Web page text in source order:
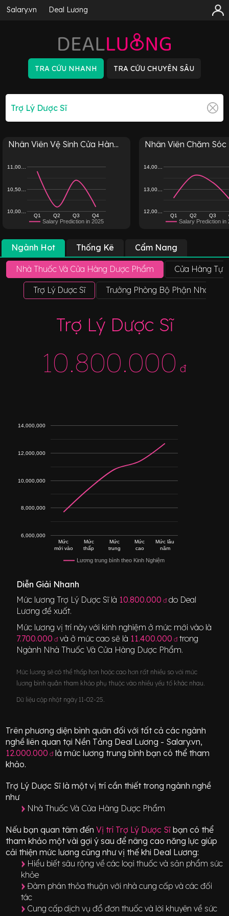
Salary.vn Deal Lương
Nhân Viên Vệ Sinh Cửa Hàn...
Salary Prediction in 2025
Q1 Q2 Q3 Q4
10,00…
10,50…
11,00…
Nhân Viên Chăm Sóc
Salary Prediction in
Q1 Q2 Q3
12,00…
13,00…
14,00…
Ngành Hot Thống Kê Cẩm Nang
Nhà Thuốc Và Cửa Hàng Dược Phẩm Cửa Hàng Tự
Trợ Lý Dược Sĩ Trưởng Phòng Bộ Phận Nhà
Trợ Lý Dược Sĩ
10.800.000 đ
Lương trung bình theo Kinh Nghiệm
Mức
mới vào
Mức
thấp
Mức
trung
Mức
cao
Mức lâu
năm
6,000,000
8,000,000
10,000,000
12,000,000
14,000,000
Diễn Giải Nhanh
Mức lươngTrợ Lý Dược Sĩ là 10.800.000 đdo Deal
Lương đề xuất.
Mức lương vị trí này với kinh nghiệm ở mức mới vào là
7.700.000 đ và ở mức cao sẽ là 11.400.000 đ trong
Ngành Nhà Thuốc Và Cửa Hàng Dược Phẩm.
Mức lương sẽ có thể thấp hơn hoặc cao hơn rất nhiều so với mức
lương bình quân tham khảo phụ thuộc vào nhiều yếu tố khác nhau.
Dữ liệu cập nhật ngày 11-02-25.
Trên phương diện bình quân đối với tất cả các ngành
nghề liên quan tại Nền Tảng Deal Lương - Salary.vn,
12.000.000 đlà mức lương trung bình bạn có thể tham
khảo.
Trợ Lý Dược Sĩ là một vị trícần thiết trong ngành nghề
như
Nhà Thuốc Và Cửa Hàng Dược Phẩm
Nếu bạn quan tâm đến Vị trí Trợ Lý Dược Sĩ bạn có thể
tham khảo một vài gợi ý sau để nâng cao năng lực giúp
cải thiện mức lương cũng như vị thế khi Deal Lương:
Hiểu biết sâu rộng về các loại thuốc và sản phẩm sức
khỏe
Đàm phán thỏa thuận với nhà cung cấp và các đối
tác
Cung cấp dịch vụ đổ đơn thuốc và lời khuyên về sức